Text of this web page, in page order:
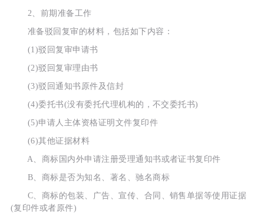
2、前期准备工作
准备驳回复审的材料，包括如下内容：
(1)驳回复审申请书
(2)驳回复审理由书
(3)驳回通知书原件及信封
(4)委托书(没有委托代理机构的，不交委托书)
(5)申请人主体资格证明文件复印件
(6)其他证据材料
A、商标国内外申请注册受理通知书或者证书复印件
B、商标是否为知名、著名、驰名商标
C、商标的包装、广告、宣传、合同、销售单据等使用证据
(复印件或者原件)